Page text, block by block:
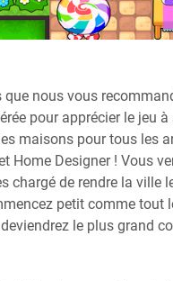
nous vous
pour apprécier le jeu à
maisons pour tous les
Home Designer ! Vous
chargé de rendre la ville
petit comme tout
le plus grand